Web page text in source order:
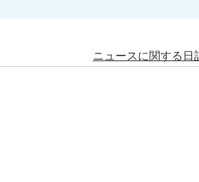
ニュースに関する日